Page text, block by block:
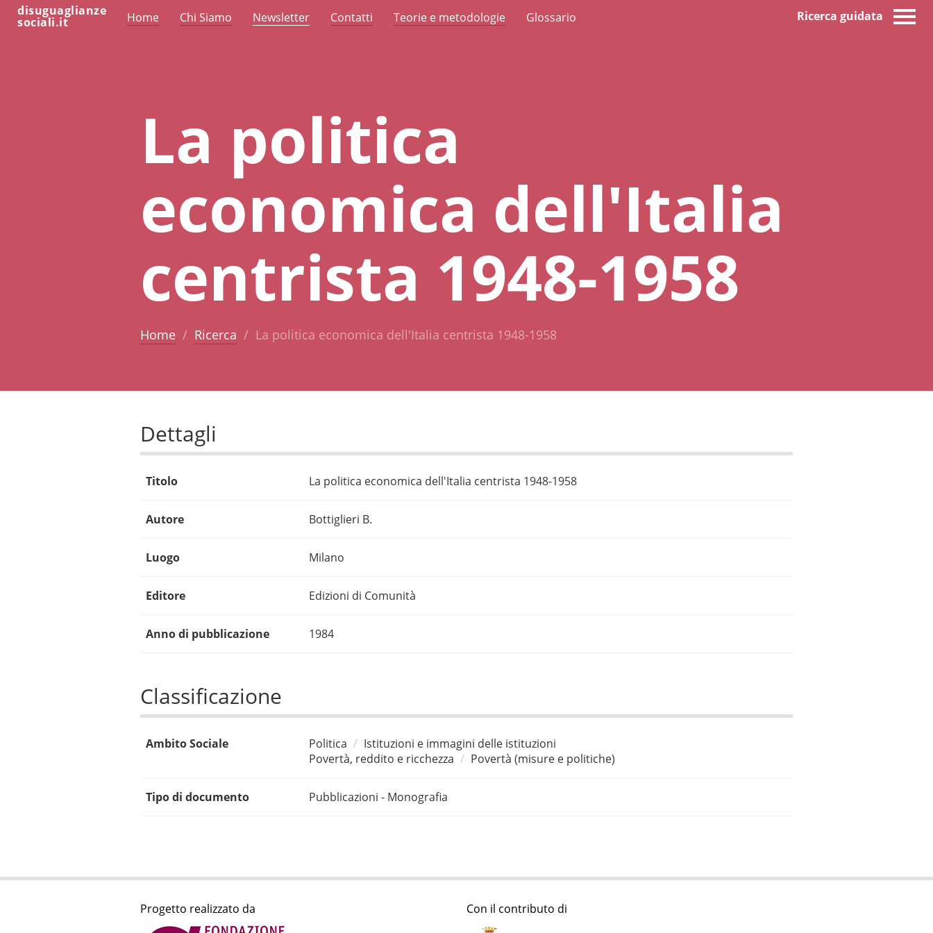
disuguaglianze
sociali.it Home Chi Siamo Newsletter Contatti Teorie e metodologie Glossario Ricerca guidata
La politica
economica dell'Italia
centrista 1948-1958
Home Ricerca La politica economica dell'Italia centrista 1948-1958
Dettagli
Titolo La politica economica dell'Italia centrista 1948-1958
Autore Bottiglieri B.
Luogo Milano
Editore Edizioni di Comunità
Anno di pubblicazione 1984
Classificazione
Ambito Sociale Politica
Istituzioni e immagini delle istituzioni
Povertà, reddito e ricchezza
Povertà (misure e politiche)
Tipo di documento Pubblicazioni - Monografia
Progetto realizzato da Con il contributo di